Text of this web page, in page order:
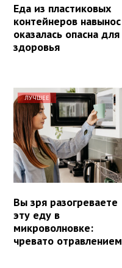
Еда из пластиковых
контейнеров навынос
оказалась опасна для
здоровья
ЛУЧШЕЕ
Вы зря разогреваете
эту еду в
микроволновке:
чревато отравлением